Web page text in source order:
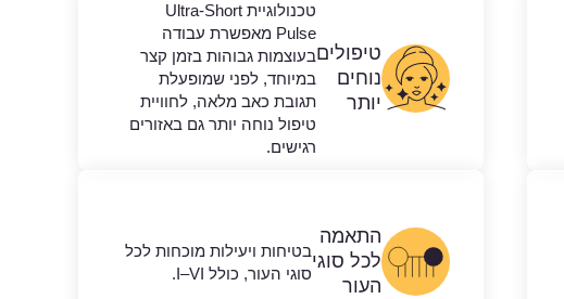
טיפולים
נוחים
יותר
טכנולוגיית Ultra-Short
Pulse מאפשרת עבודה
בעוצמות גבוהות בזמן קצר
במיוחד, לפני שמופעלת
תגובת כאב מלאה, לחוויית
טיפול נוחה יותר גם באזורים
רגישים.
התאמה
לכל סוגי
העור
בטיחות ויעילות מוכחות לכל
סוגי העור, כולל I–VI.